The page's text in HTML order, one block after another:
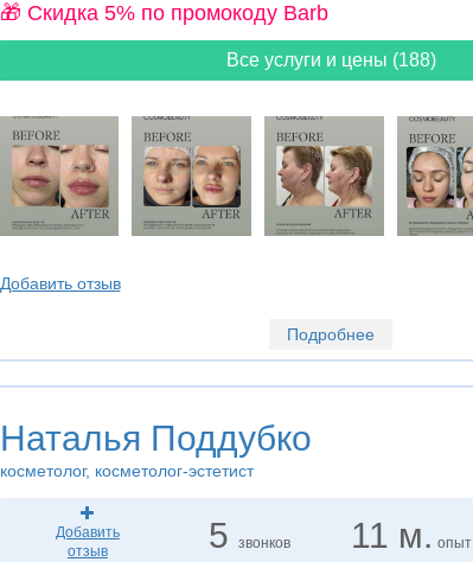
🎁 Cкидка 5% по промокоду Barb
Все услуги и цены (188)
Добавить отзыв
Подробнее
Наталья Поддубко
косметолог, косметолог-эстетист
Добавить
отзыв
5звонков 11 м. опыт